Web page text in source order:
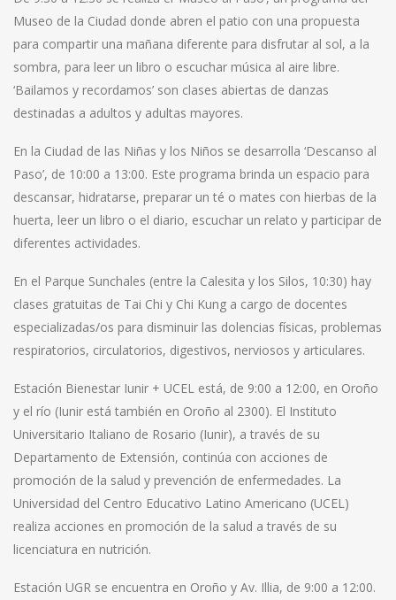
Museo de la Ciudad donde abren el patio con una propuesta
para compartir una mañana diferente para disfrutar al sol, a la
sombra, para leer un libro o escuchar música al aire libre.
‘Bailamos y recordamos’ son clases abiertas de danzas
destinadas a adultos y adultas mayores.
En la Ciudad de las Niñas y los Niños se desarrolla ‘Descanso al
Paso’, de 10:00 a 13:00. Este programa brinda un espacio para
descansar, hidratarse, preparar un té o mates con hierbas de la
huerta, leer un libro o el diario, escuchar un relato y participar de
diferentes actividades.
En el Parque Sunchales (entre la Calesita y los Silos, 10:30) hay
clases gratuitas de Tai Chi y Chi Kung a cargo de docentes
especializadas/os para disminuir las dolencias físicas, problemas
respiratorios, circulatorios, digestivos, nerviosos y articulares.
Estación Bienestar Iunir + UCEL está, de 9:00 a 12:00, en Oroño
y el río (Iunir está también en Oroño al 2300). El Instituto
Universitario Italiano de Rosario (Iunir), a través de su
Departamento de Extensión, continúa con acciones de
promoción de la salud y prevención de enfermedades. La
Universidad del Centro Educativo Latino Americano (UCEL)
realiza acciones en promoción de la salud a través de su
licenciatura en nutrición.
Estación UGR se encuentra en Oroño y Av. Illia, de 9:00 a 12:00.